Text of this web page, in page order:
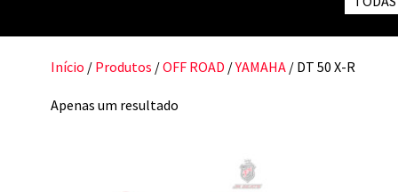
Início / Produtos /OFF ROAD /YAMAHA / DT 50 X-R
Apenas um resultado